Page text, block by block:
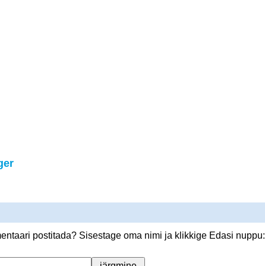
postitada? Sisestage oma nimi ja klikkige Edasi nuppu: